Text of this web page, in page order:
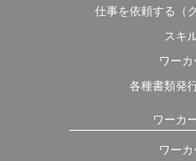
仕事を依頼する（
スキ
ワー
各種書類発
ワーカ
ワー